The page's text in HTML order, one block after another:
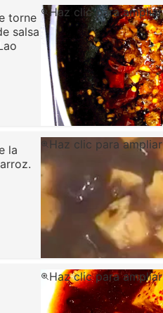
torne
salsa
Haz clic para ampliar
la
Haz clic para ampliar
Haz clic para ampliar